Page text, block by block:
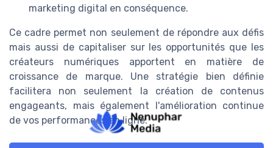
marketing digital en conséquence.
Ce cadre permet non seulement de répondre aux défis
mais aussi de capitaliser sur les opportunités que les
créateurs numériques apportent en matière de
croissance de marque. Une stratégie bien définie
facilitera non seulement la création de contenus
engageants, mais également l'amélioration continue
de vos performances en ligne.